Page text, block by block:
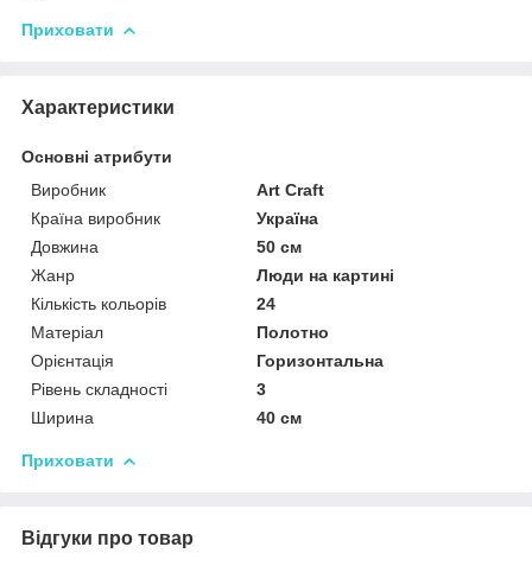
Приховати
Характеристики
Основні атрибути
Виробник
Art Craft
Країна виробник
Україна
Довжина
50 см
Жанр
Люди на картині
Кількість кольорів
24
Матеріал
Полотно
Орієнтація
Горизонтальна
Рівень складності
3
Ширина
40 см
Приховати
Відгуки про товар